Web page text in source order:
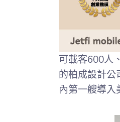
可載客600人
的柏成設計公
內第一艘導入